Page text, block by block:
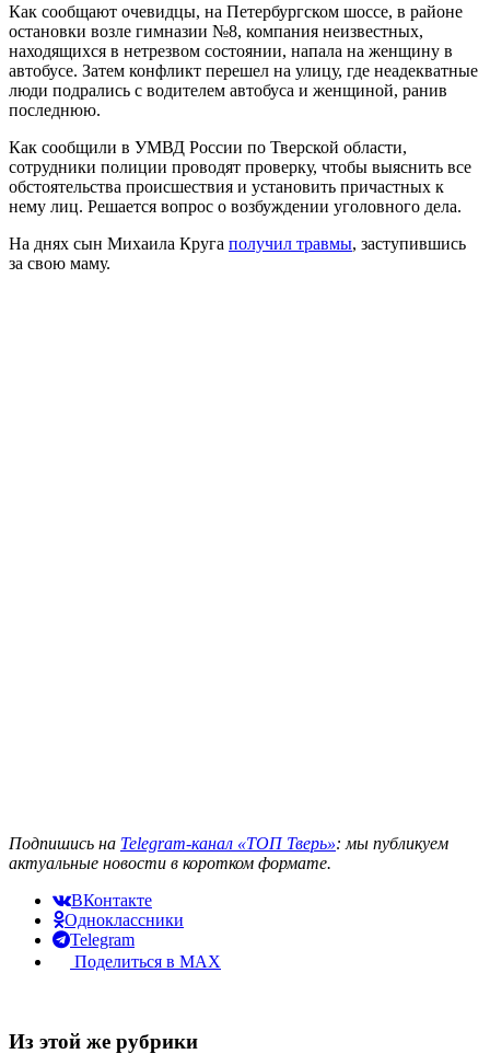
Как сообщают очевидцы, на Петербургском шоссе, в районе
остановки возле гимназии №8, компания неизвестных,
находящихся в нетрезвом состоянии, напала на женщину в
автобусе. Затем конфликт перешел на улицу, где неадекватные
люди подрались с водителем автобуса и женщиной, ранив
последнюю.
Как сообщили в УМВД России по Тверской области,
сотрудники полиции проводят проверку, чтобы выяснить все
обстоятельства происшествия и установить причастных к
нему лиц. Решается вопрос о возбуждении уголовного дела.
На днях сын Михаила Круга получил травмы, заступившись
за свою маму.
Подпишись на Telegram-канал «ТОП Тверь»: мы публикуем
актуальные новости в коротком формате.
ВКонтакте
Одноклассники
Telegram
Поделиться в MAX
Из этой же рубрики